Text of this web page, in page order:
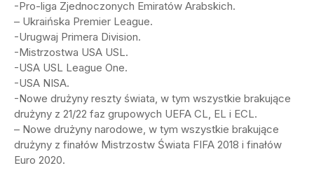
-Pro-liga Zjednoczonych Emiratów Arabskich.
– Ukraińska Premier League.
-Urugwaj Primera Division.
-Mistrzostwa USA USL.
-USA USL League One.
-USA NISA.
-Nowe drużyny reszty świata, w tym wszystkie brakujące
drużyny z 21/22 faz grupowych UEFA CL, EL i ECL.
– Nowe drużyny narodowe, w tym wszystkie brakujące
drużyny z finałów Mistrzostw Świata FIFA 2018 i finałów
Euro 2020.